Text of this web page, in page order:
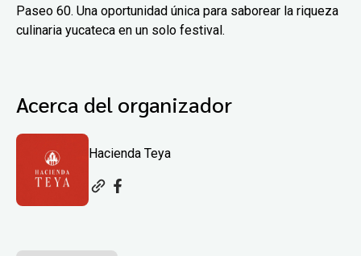
Paseo 60. Una oportunidad única para saborear la riqueza
culinaria yucateca en un solo festival.
Acerca del organizador
Hacienda Teya